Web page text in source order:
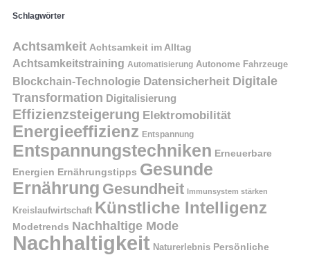
Schlagwörter
Achtsamkeit Achtsamkeit im Alltag
Achtsamkeitstraining Automatisierung Autonome Fahrzeuge
Blockchain-Technologie Datensicherheit Digitale
Transformation Digitalisierung
Effizienzsteigerung Elektromobilität
Energieeffizienz Entspannung
Entspannungstechniken Erneuerbare
Energien Ernährungstipps Gesunde
Ernährung Gesundheit Immunsystem stärken
Kreislaufwirtschaft Künstliche Intelligenz
Modetrends Nachhaltige Mode
Nachhaltigkeit Naturerlebnis Persönliche